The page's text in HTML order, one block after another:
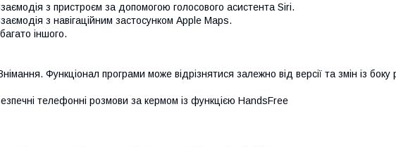
з пристроєм за допомогою голосового асистента Siri.
з навігаційним застосунком Apple Maps.
багато іншого.
Функціонал програми може відрізнятися залежно від версії та змін із
телефонні розмови за кермом із функцією HandsFree